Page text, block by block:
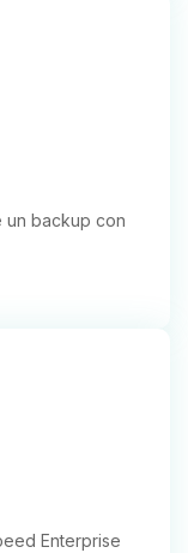
un backup con
Enterprise